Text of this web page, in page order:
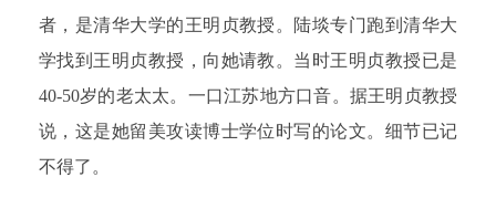
者，是清华大学的王明贞教授。陆埮专门跑到清华大
学找到王明贞教授，向她请教。当时王明贞教授已是
40-50岁的老太太。一口江苏地方口音。据王明贞教授
说，这是她留美攻读博士学位时写的论文。细节已记
不得了。